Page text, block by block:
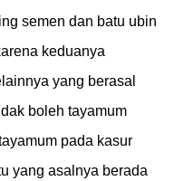
semen dan batu ubin
keduanya
yang berasal
boleh tayamum
pada kasur
yang asalnya berada